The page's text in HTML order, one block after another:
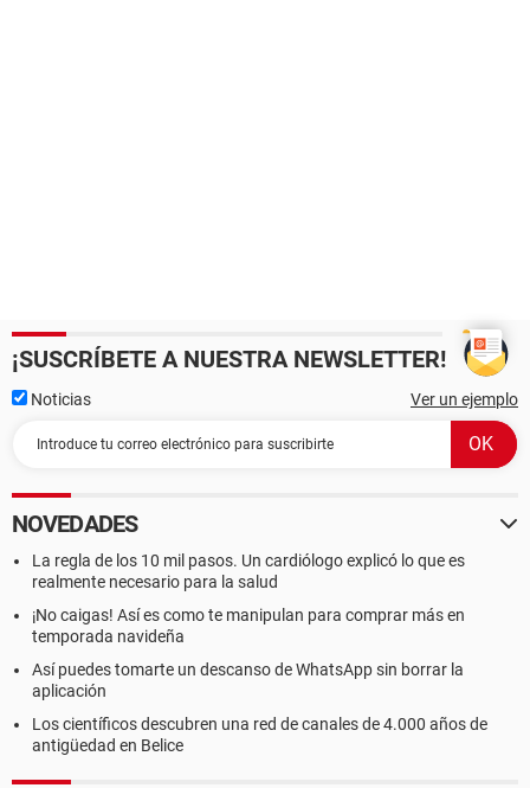
¡SUSCRÍBETE A NUESTRA NEWSLETTER!
Noticias Ver un ejemplo
NOVEDADES
La regla de los 10 mil pasos. Un cardiólogo explicó lo que es
realmente necesario para la salud
¡No caigas! Así es como te manipulan para comprar más en
temporada navideña
Así puedes tomarte un descanso de WhatsApp sin borrar la
aplicación
Los científicos descubren una red de canales de 4.000 años de
antigüedad en Belice